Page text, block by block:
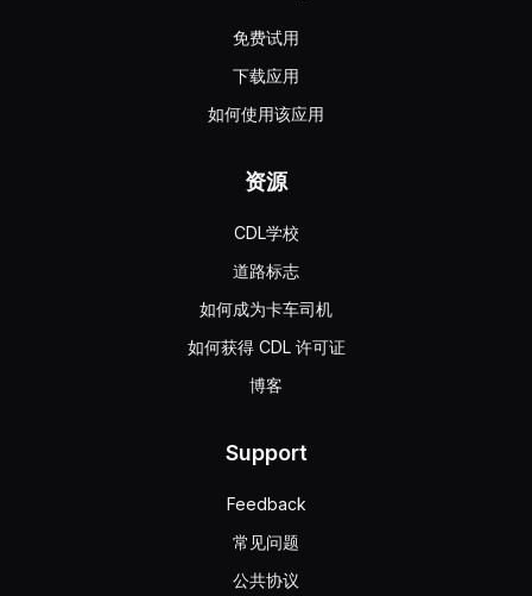
大多数学生需要2-4周的定期练习来准备书面CDL考试。使用
免费试用
下载应用
如何使用该应用
资源
CDL学校
道路标志
如何成为卡车司机
如何获得 CDL 许可证
博客
Support
Feedback
常见问题
公共协议